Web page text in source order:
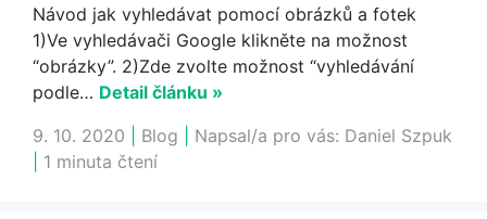
Návod jak vyhledávat pomocí obrázků a fotek
1)Ve vyhledávači Google klikněte na možnost
“obrázky”. 2)Zde zvolte možnost “vyhledávání
podle… Detail článku »
9. 10. 2020
Blog Napsal/a pro vás: Daniel Szpuk
1 minuta čtení